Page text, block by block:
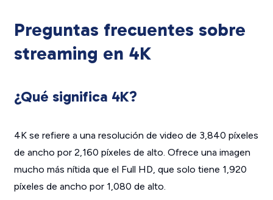
Preguntas frecuentes sobre
streaming en 4K
¿Qué significa 4K?
4K se refiere a una resolución de video de 3,840 píxeles
de ancho por 2,160 píxeles de alto. Ofrece una imagen
mucho más nítida que el Full HD, que solo tiene 1,920
píxeles de ancho por 1,080 de alto.